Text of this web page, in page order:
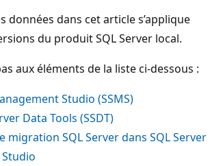
données dans cet article s’applique
du produit SQL Server local.
aux éléments de la liste ci-dessous :
Studio (SSMS)
Data Tools (SSDT)
migration SQL Server dans SQL Server